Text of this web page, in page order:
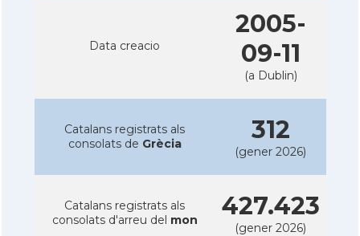
Data creacio
2005-
09-11
(a Dublin)
Catalans registrats als
consolats de Grècia 312
(gener 2026)
Catalans registrats als
consolats d'arreu del mon 427.423
(gener 2026)